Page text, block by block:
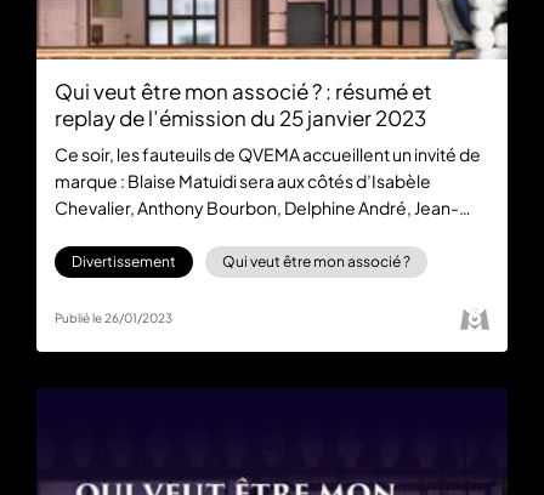
Qui veut être mon associé ? : résumé et
replay de l’émission du 25 janvier 2023
Ce soir, les fauteuils de QVEMA accueillent un invité de
marque : Blaise Matuidi sera aux côtés d’Isabèle
Chevalier, Anthony Bourbon, Delphine André, Jean-
une soirée riche en innovations et en investissements.
maintenant.
Divertissement Qui veut être mon associé ?
Publié le 26/01/2023